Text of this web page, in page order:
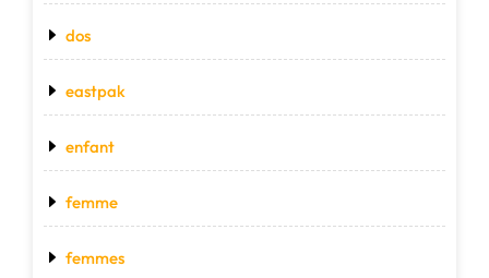
dos
eastpak
enfant
femme
femmes